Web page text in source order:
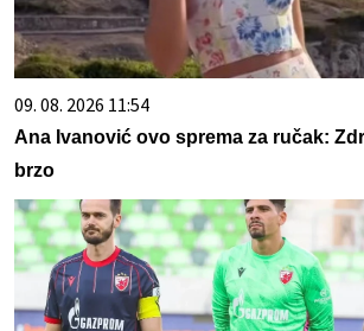
09. 08. 2026 11:54
Ana Ivanović ovo sprema za ručak:
brzo